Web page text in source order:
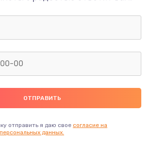
отправить я даю свое согласие на
данных.